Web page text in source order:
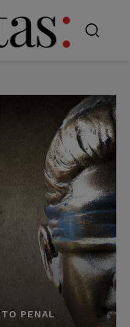
PENAL